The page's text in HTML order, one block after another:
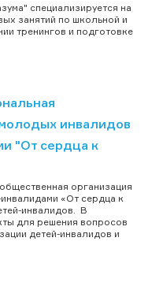
специализируется на
занятий по школьной и
тренингов и подготовке
инвалидов
"От сердца к
организация
«От сердца к
инвалидов. В
для решения вопросов
детей-инвалидов и